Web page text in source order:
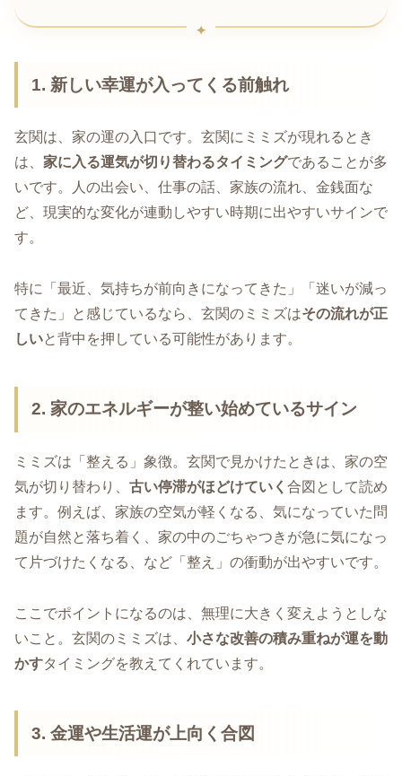
1. 新しい幸運が入ってくる前触れ
玄関は、家の運の入口です。玄関にミミズが現れるとき
は、 家に入る運気が切り替わるタイミングであることが多
いです。人の出会い、仕事の話、家族の流れ、金銭面な
ど、現実的な変化が連動しやすい時期に出やすいサインで
す。
特に「最近、気持ちが前向きになってきた」「迷いが減っ
てきた」と感じているなら、玄関のミミズはその流れが正
しいと背中を押している可能性があります。
2. 家のエネルギーが整い始めているサイン
ミミズは「整える」象徴。玄関で見かけたときは、家の空
気が切り替わり、 古い停滞がほどけていく 合図として読め
ます。例えば、家族の空気が軽くなる、気になっていた問
題が自然と落ち着く、家の中のごちゃつきが急に気になっ
て片づけたくなる、など「整え」の衝動が出やすいです。
ここでポイントになるのは、無理に大きく変えようとしな
いこと。玄関のミミズは、 小さな改善の積み重ねが運を動
かすタイミングを教えてくれています。
3. 金運や生活運が上向く合図